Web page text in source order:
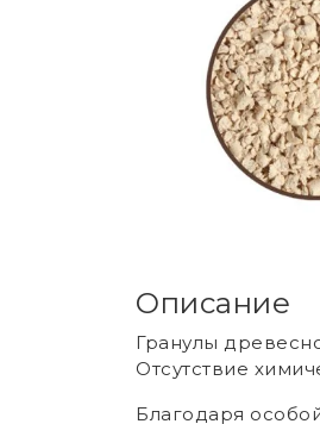
Описание
Гранулы
Отсутствие
Благодаря